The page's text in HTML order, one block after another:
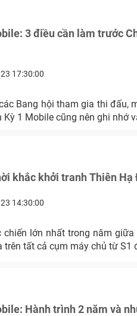
3 điều cần làm trước
17:30:00
Bang hội tham gia thi đấu,
Kỳ 1 Mobile cũng nên ghi nhớ
khắc khởi tranh Thiên Hạ
14:30:00
lớn nhất trong năm giữa
trên tất cả cụm máy chủ từ S1
Hành trình 2 năm và